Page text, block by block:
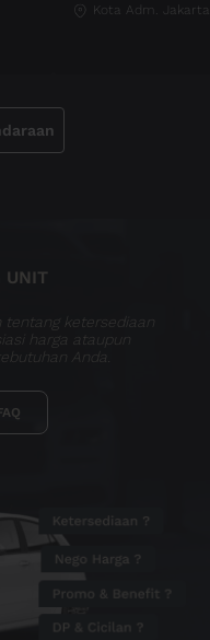
Kota Adm.
UNIT
tentang ketersediaan
harga ataupun
Anda.